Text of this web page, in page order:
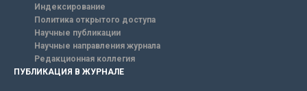
Индексирование
Политика открытого доступа
Научные публикации
Научные направления журнала
Редакционная коллегия
ПУБЛИКАЦИЯ В ЖУРНАЛЕ